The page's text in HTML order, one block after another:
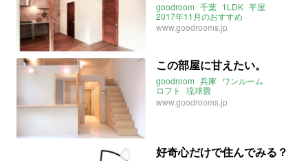
goodroom 千葉 1LDK 平屋
2017年11月のおすすめ
www.goodrooms.jp
この部屋に甘えたい。
goodroom 兵庫 ワンルーム
ロフト
琉球畳
2017年11月のおすすめ
www.goodrooms.jp
好奇心だけで住んでみる？